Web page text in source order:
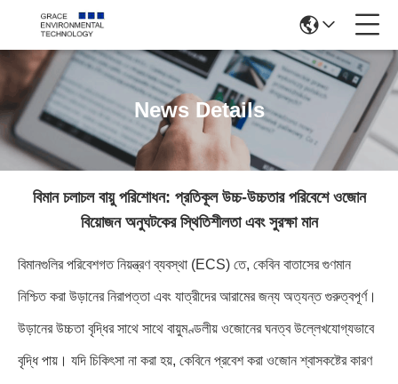
News Details
বিমান চলাচল বায়ু পরিশোধন: প্রতিকূল উচ্চ-উচ্চতার পরিবেশে ওজোন
বিয়োজন অনুঘটকের স্থিতিশীলতা এবং সুরক্ষা মান
বিমানগুলির পরিবেশগত নিয়ন্ত্রণ ব্যবস্থা (ECS) তে, কেবিন বাতাসের গুণমান
নিশ্চিত করা উড়ানের নিরাপত্তা এবং যাত্রীদের আরামের জন্য অত্যন্ত গুরুত্বপূর্ণ।
উড়ানের উচ্চতা বৃদ্ধির সাথে সাথে বায়ুমণ্ডলীয় ওজোনের ঘনত্ব উল্লেখযোগ্যভাবে
বৃদ্ধি পায়। যদি চিকিৎসা না করা হয়, কেবিনে প্রবেশ করা ওজোন শ্বাসকষ্টের কারণ